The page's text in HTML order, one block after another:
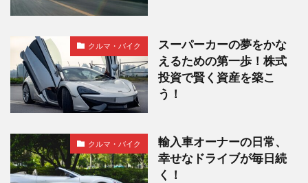
クルマ・バイク
スーパーカーの夢をかな
えるための第一歩！株式
投資で賢く資産を築こ
う！
クルマ・バイク
輸入車オーナーの日常、
幸せなドライブが毎日続
く！